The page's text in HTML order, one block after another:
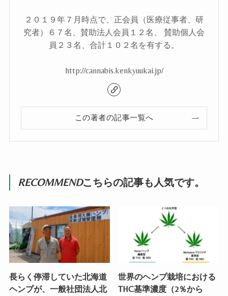
２０１９年７月時点で、正会員（医療従事者、研
究者）６７名、賛助法人会員１２名、 賛助個人会
員２３名、合計１０２名を有する。
http://cannabis.kenkyuukai.jp/
この著者の記事一覧へ
RECOMMENDこちらの記事も人気です。
長らく停滞していた北海道
ヘンプが、一般社団法人北
世界のヘンプ栽培における
THC基準濃度（2％から